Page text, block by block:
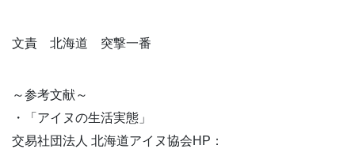
文責 北海道 突撃一番
～参考文献～
・「アイヌの生活実態」
交易社団法人 北海道アイヌ協会HP：